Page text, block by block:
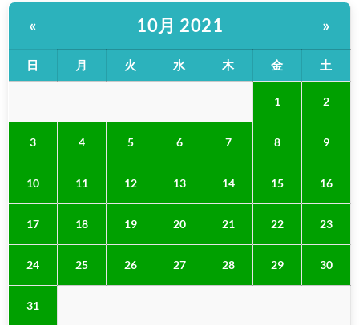
« 10月 2021 »
日 月 火 水 木 金 土
1 2
3 4 5 6 7 8 9
10 11 12 13 14 15 16
17 18 19 20 21 22 23
24 25 26 27 28 29 30
31